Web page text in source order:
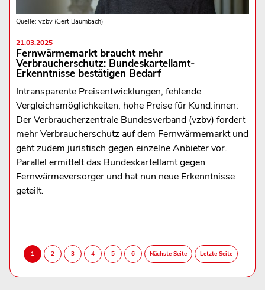
Quelle: vzbv (Gert Baumbach)
21.03.2025
Fernwärmemarkt braucht mehr
Verbraucherschutz: Bundeskartellamt-
Erkenntnisse bestätigen Bedarf
Intransparente Preisentwicklungen, fehlende
Vergleichsmöglichkeiten, hohe Preise für Kund:innen:
Der Verbraucherzentrale Bundesverband (vzbv) fordert
mehr Verbraucherschutz auf dem Fernwärmemarkt und
geht zudem juristisch gegen einzelne Anbieter vor.
Parallel ermittelt das Bundeskartellamt gegen
Fernwärmeversorger und hat nun neue Erkenntnisse
geteilt.